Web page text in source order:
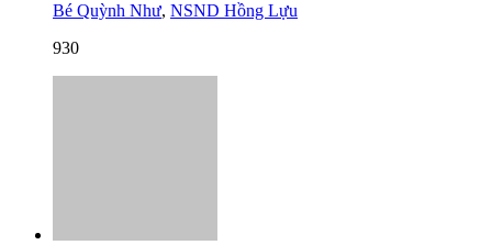
Bé Quỳnh Như, NSND Hồng Lựu
930